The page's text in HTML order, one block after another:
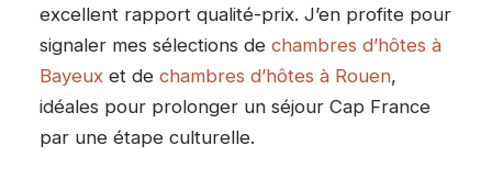
excellent rapport qualité-prix. J’en profite pour
signaler mes sélections de chambres d’hôtes à
Bayeux et de chambres d’hôtes à Rouen,
idéales pour prolonger un séjour Cap France
par une étape culturelle.